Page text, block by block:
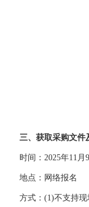
三、获取采购文件
时间： 2025年11 月 9
地点：网络报名
方式： (1)不支持